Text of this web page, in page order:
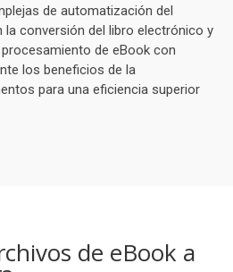
de automatización del
conversión del libro electrónico y
de eBook con
los beneficios de la
para una eficiencia superior
de eBook a